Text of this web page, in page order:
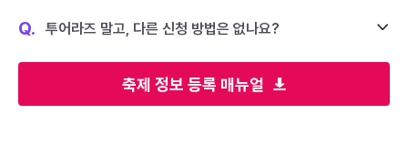
축제 정보 등록 매뉴얼
Q. 투어라즈 말고, 다른 신청 방법은 없나요?